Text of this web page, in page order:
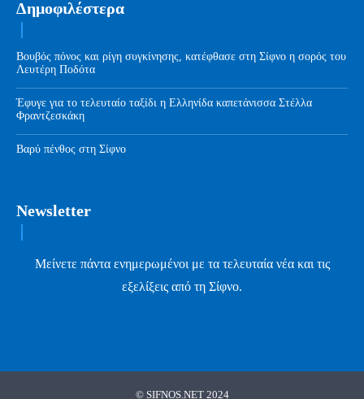
Δημοφιλέστερα
Βουβός πόνος και ρίγη συγκίνησης, κατέφθασε στη Σίφνο η σορός του
Λευτέρη Ποδότα
Έφυγε για το τελευταίο ταξίδι η Ελληνίδα καπετάνισσα Στέλλα
Φραντζεσκάκη
Βαρύ πένθος στη Σίφνο
Newsletter
Μείνετε πάντα ενημερωμένοι με τα τελευταία νέα και τις
εξελίξεις από τη Σίφνο.
© SIFNOS.NET 2024